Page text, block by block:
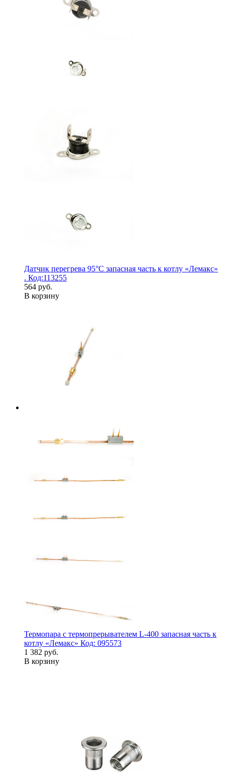
Датчик перегрева 95°С запасная часть к котлу «Лемакс»
. Код:113255
564 руб.
В корзину
Термопара с термопрерывателем L-400 запасная часть к
котлу «Лемакс» Код: 095573
1 382 руб.
В корзину